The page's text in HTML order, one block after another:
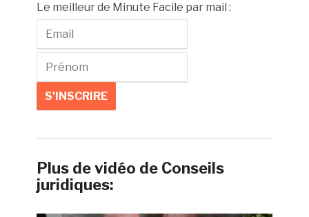
Le meilleur de Minute Facile par mail :
Plus de vidéo de Conseils
juridiques: